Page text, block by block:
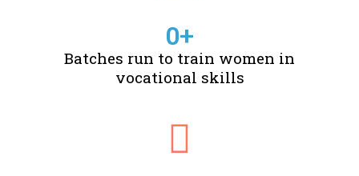
Batches run to train women in
vocational skills
0+